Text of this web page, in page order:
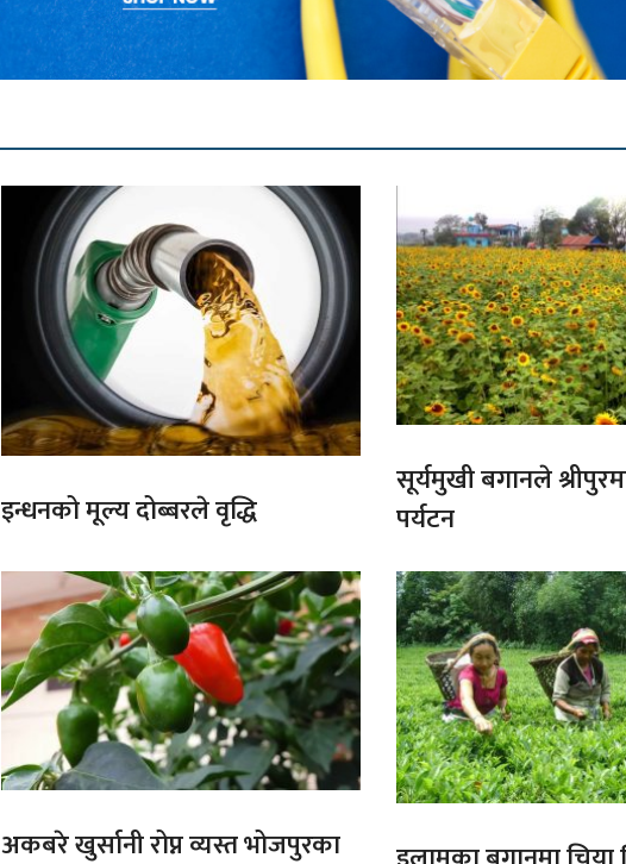
इन्धनको मूल्य दोब्बरले वृद्धि
सूर्यमुखी बगानले
पर्यटन
अकबरे खुर्सानी रोप्न व्यस्त भोजपुरका